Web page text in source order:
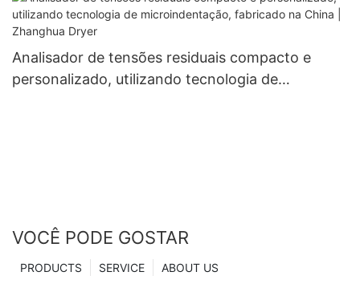
Analisador de tensões residuais compacto e
personalizado, utilizando tecnologia de
VOCÊ PODE GOSTAR
ABOUT US
SERVICE
PRODUCTS